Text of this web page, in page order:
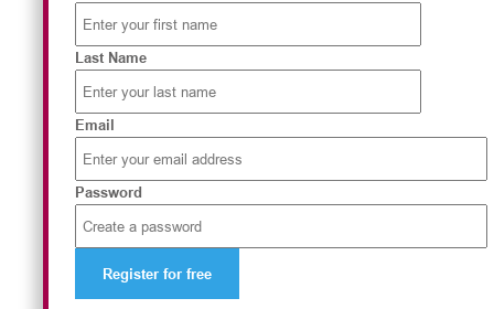
Last Name
Email
Password